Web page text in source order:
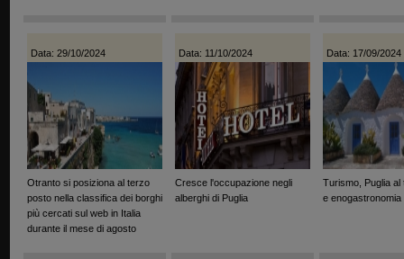
Data: 29/10/2024
Otranto si posiziona al terzo
posto nella classifica dei borghi
più cercati sul web in Italia
durante il mese di agosto
Data: 11/10/2024
Cresce l'occupazione negli
alberghi di Puglia
Data: 17/09/2024
Turismo, Puglia al
e enogastronomia